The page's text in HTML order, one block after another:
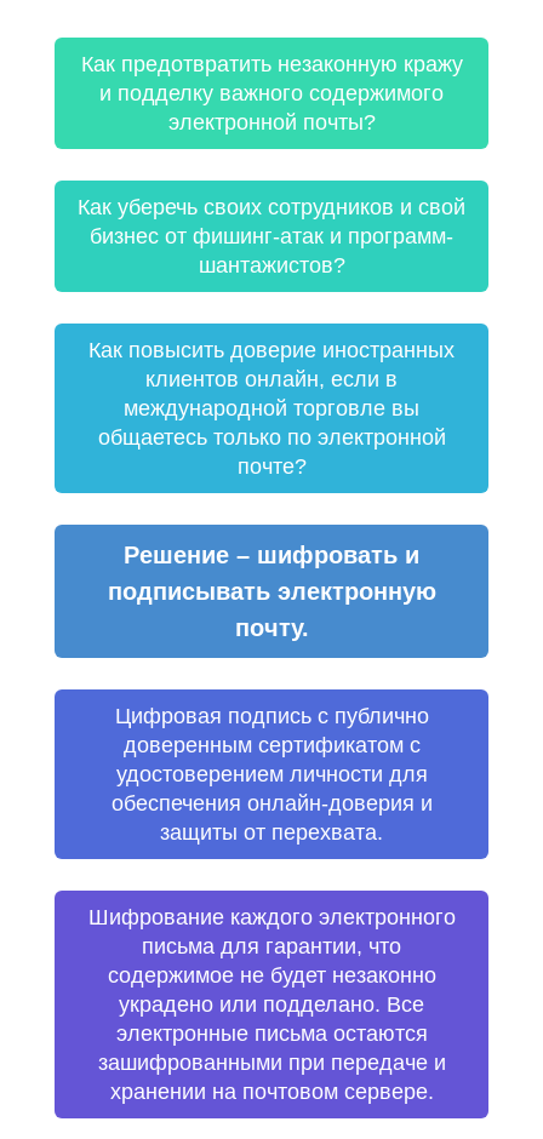
Как предотвратить незаконную кражу
и подделку важного содержимого
электронной почты?
Как уберечь своих сотрудников и свой
бизнес от фишинг-атак и программ-
шантажистов?
Как повысить доверие иностранных
клиентов онлайн, если в
международной торговле вы
общаетесь только по электронной
почте?
Решение – шифровать и
подписывать электронную
почту.
Цифровая подпись с публично
доверенным сертификатом с
удостоверением личности для
обеспечения онлайн-доверия и
защиты от перехвата.
Шифрование каждого электронного
письма для гарантии, что
содержимое не будет незаконно
украдено или подделано. Все
электронные письма остаются
зашифрованными при передаче и
хранении на почтовом сервере.